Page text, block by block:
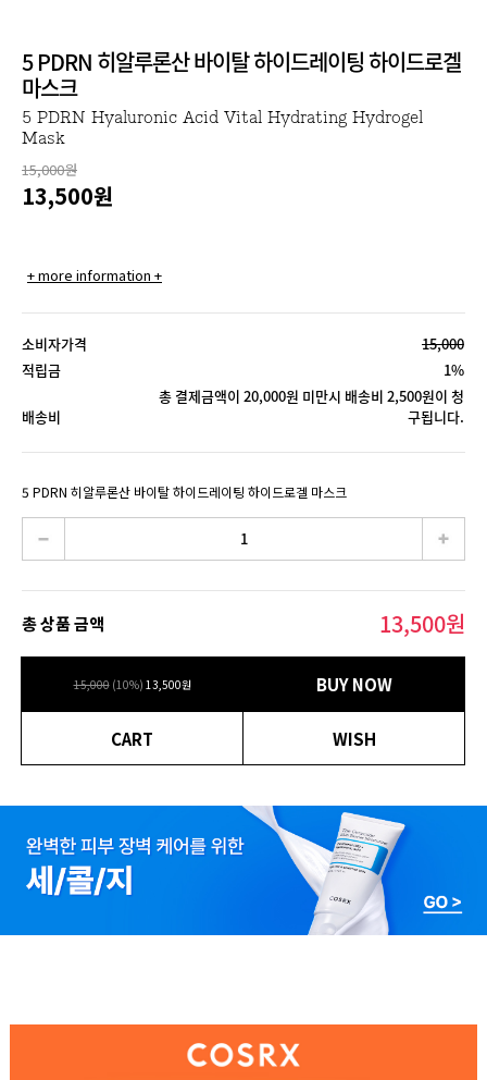
5 PDRN 히알루론산 바이탈 하이드레이팅 하이드로겔
마스크
5 PDRN Hyaluronic Acid Vital Hydrating Hydrogel
Mask
15,000원
13,500원
+ more information +
소비자가격
15,000
적립금
1%
배송비
총 결제금액이 20,000원 미만시 배송비 2,500원이 청
구됩니다.
5 PDRN 히알루론산 바이탈 하이드레이팅 하이드로겔 마스크
총 상품 금액 13,500원
15,000 (10%) 13,500원 BUY NOW
CART WISH